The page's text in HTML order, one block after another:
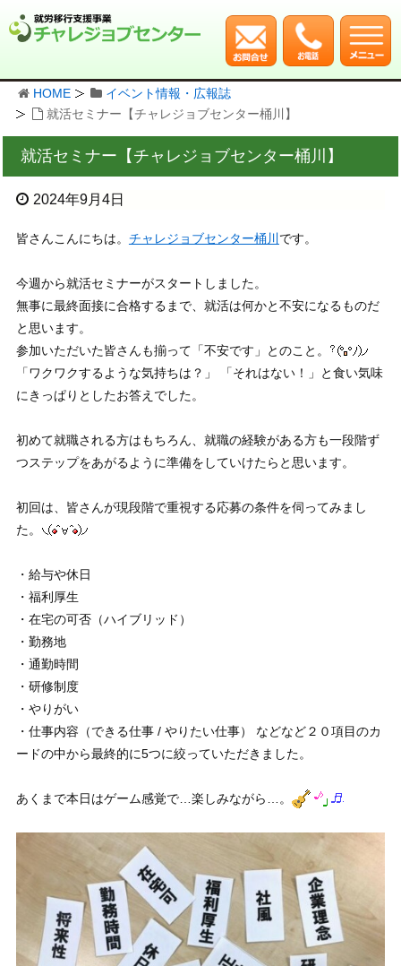
HOME
イベント情報・広報誌
就活セミナー【チャレジョブセンター桶川】
就活セミナー【チャレジョブセンター桶川】
2024年9月4日
皆さんこんにちは。 チャレジョブセンター桶川 です。
今週から就活セミナーがスタートしました。
無事に最終面接に合格するまで、就活は何かと不安になるものだ
と思います。
参加いただいた皆さんも揃って「不安です」とのこと。
「ワクワクするような気持ちは？」 「それはない！」と食い気味
にきっぱりとしたお答えでした。
初めて就職される方はもちろん、就職の経験がある方も一段階ず
つステップをあがるように準備をしていけたらと思います。
初回は、皆さんが現段階で重視する応募の条件を伺ってみまし
た。
・給与や休日
・福利厚生
・在宅の可否（ハイブリッド）
・勤務地
・通勤時間
・研修制度
・やりがい
・仕事内容（できる仕事 / やりたい仕事） などなど２０項目のカ
ードの中から最終的に5つに絞っていただきました。
あくまで本日はゲーム感覚で…楽しみながら…。